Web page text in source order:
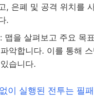
, 은폐 및 공격 위치를
.
: 맵을 살펴보고 주요 목
악합니다. 이를 통해
습니다.
이 실행된 전투는 필